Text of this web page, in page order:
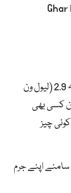
ضابطہ اخلاق کی دفعہ 2.9 (لیول ون
کسی بھی
چیز
اپنے جرم